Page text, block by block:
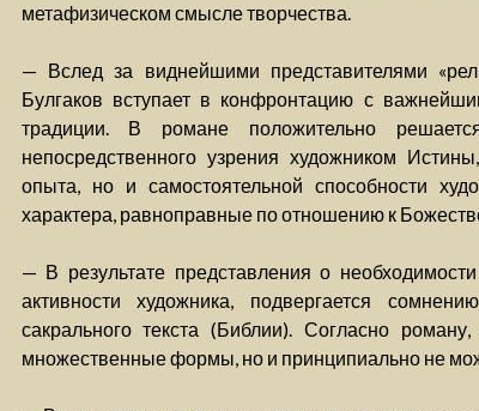
метафизическом смысле творчества.
— Вслед за виднейшими представителями
Булгаков вступает в конфронтацию с
традиции. В романе положительно
непосредственного узрения художником
опыта, но и самостоятельной способности
характера, равноправные по отношению к
— В результате представления о
активности художника, подвергается
сакрального текста (Библии). Согласно
множественные формы, но и принципиально не